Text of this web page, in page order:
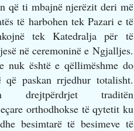
që ti mbajnë njerëzit deri më
të harbohen tek Pazari e të
tek Katedralja për të
në ceremoninë e Ngjalljes.
nuk është e qëllimëshme do
që paskan rrjedhur totalisht.
drejtpërdrjet traditën
orthodhokse të qytetit ku
besimtarë të besimeve të